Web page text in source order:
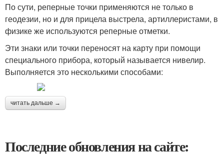
По сути, реперные точки применяются не только в
геодезии, но и для прицела выстрела, артиллеристами, в
физике же используются реперные отметки.
Эти знаки или точки переносят на карту при помощи
специального прибора, который называется нивелир.
Выполняется это несколькими способами:
читать дальше →
Последние обновления на сайте: